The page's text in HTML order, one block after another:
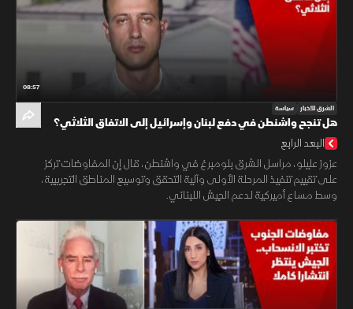
08:57
الشرق للأخبار سياسة
هل تنجح واشنطن في دفع لبنان وإسرائيل إلى الاتفاق الثلاثي؟
البعد الرابع
عزوز عليلو، مراسل الشرق بلومبرغ في واشنطن، قال إن المفاوضات تركز
على تقييم تنفيذ المرحلة الأولى وآلية التحقق وتوسيع المناطق التجريبية،
وسط مساع أميركية لدعم الجيش اللبناني.